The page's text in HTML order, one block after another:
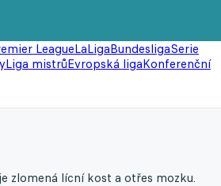
LeagueLaLigaBundesligaSerie
Liga mistrůEvropská ligaKonferenční
zlomená lícní kost a otřes mozku.